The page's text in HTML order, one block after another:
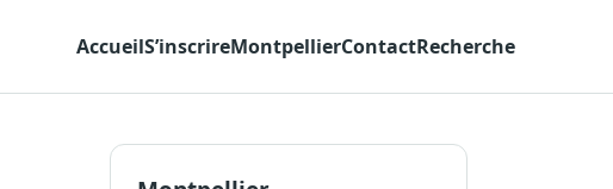
AccueilS’inscrireMontpellierContactRecherche